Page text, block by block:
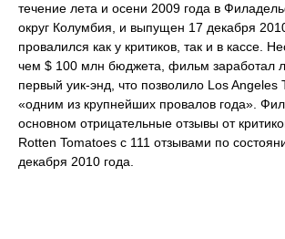
течение лета и осени 2009 года в
округ Колумбия, и выпущен 17 декабря
провалился как у критиков, так и в кассе.
чем $ 100 млн бюджета, фильм заработал
первый уик-энд, что позволило Los Angeles
«одним из крупнейших провалов года».
основном отрицательные отзывы от
Rotten Tomatoes с 111 отзывами по
декабря 2010 года.